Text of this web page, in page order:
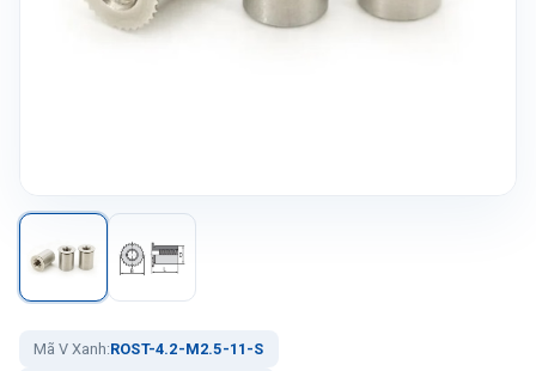
Mã V Xanh:ROST-4.2-M2.5-11-S